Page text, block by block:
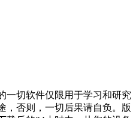
一切软件仅限用于学习和研究
，否则，一切后果请自负。版